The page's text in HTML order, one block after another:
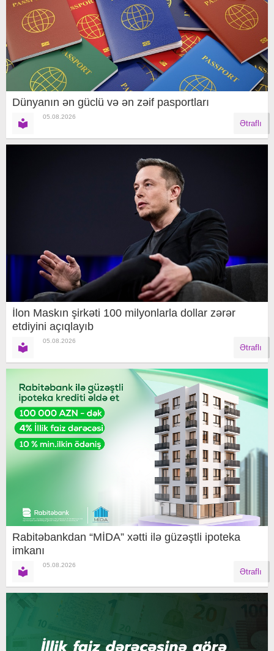
Dünyanın ən güclü və ən zəif pasportları
05.08.2026
Ətraflı
İlon Maskın şirkəti 100 milyonlarla dollar zərər
etdiyini açıqlayıb
05.08.2026
Ətraflı
Rabitəbankdan “MİDA” xətti ilə güzəştli ipoteka
imkanı
05.08.2026
Ətraflı